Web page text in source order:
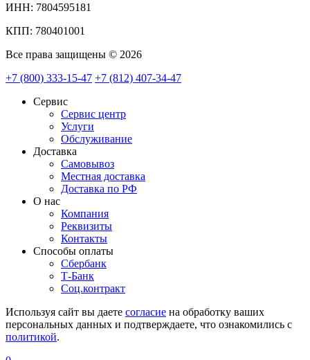
ИНН: 7804595181
КПП: 780401001
Все права защищены © 2026
+7 (800) 333-15-47 +7 (812) 407-34-47
Сервис
Сервис центр
Услуги
Обслуживание
Доставка
Самовывоз
Местная доставка
Доставка по РФ
О нас
Компания
Реквизиты
Контакты
Cпособы оплаты
Сбербанк
Т-Банк
Соц.контракт
Используя сайт вы даете согласие на обработку ваших
персональных данных и подтверждаете, что ознакомились с
политикой.